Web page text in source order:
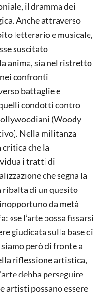
il dramma dei
Anche attraverso
letterario e musicale,
suscitato
anima, sia nel ristretto
confronti
battaglie e
condotti contro
(Woody
Nella militanza
che la
i tratti di
che segna la
ribalta di un quesito
da metà
«se l’arte possa fissarsi
giudicata sulla base di
però di fronte a
riflessione artistica,
debba perseguire
artisti possano essere